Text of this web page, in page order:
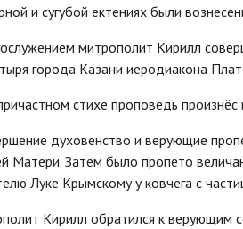
и сугубой ектениях были
митрополит Кирилл
города Казани иеродиакона
стихе проповедь произнёс
духовенство и верующие
Матери. Затем было пропето
Луке Крымскому у ковчега с
Кирилл обратился к верующим